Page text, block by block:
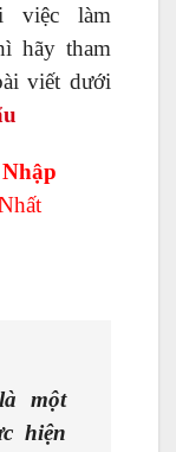
việc làm
hãy tham
viết dưới
một
hiện